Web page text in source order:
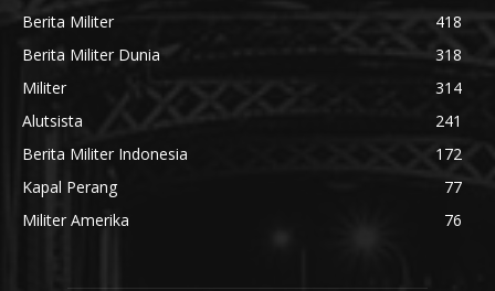
Berita Militer
418
Berita Militer Dunia
318
Militer
314
Alutsista
241
Berita Militer Indonesia
172
Kapal Perang
77
Militer Amerika
76